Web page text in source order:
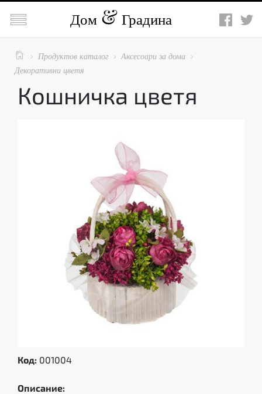
 Дом Градина
  Продуктов каталог  Аксесоари за дома 
Декоративни цветя
Кошничка цветя
Код: 001004
Описание: